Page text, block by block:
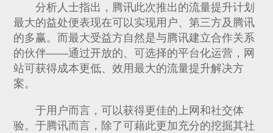
分析人士指出，腾讯此次推出的流量提升计划
最大的益处便表现在可以实现用户、第三方及腾讯
的多赢。而最大受益方自然是与腾讯建立合作关系
的伙伴——通过开放的、可选择的平台化运营，网
站可获得成本更低、效用最大的流量提升解决方
案。
于用户而言，可以获得更佳的上网和社交体
验。于腾讯而言，除了可藉此更加充分的挖掘其社